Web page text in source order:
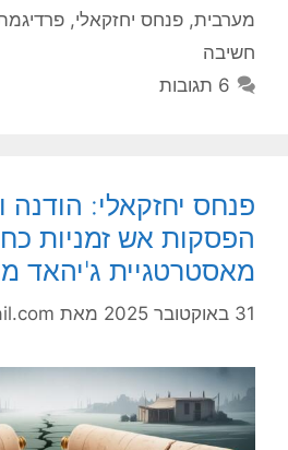
מערבית, פנחס יחזקאלי,
חשיבה
6 תגובות
פנחס יחזקאלי: הודנה
הפסקות אש זמניות
מאסטרטגיית ג'יהאד
31 באוקטובר 2025 מאת